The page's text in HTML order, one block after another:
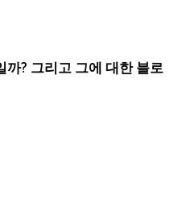
? 그리고 그에 대한 블로